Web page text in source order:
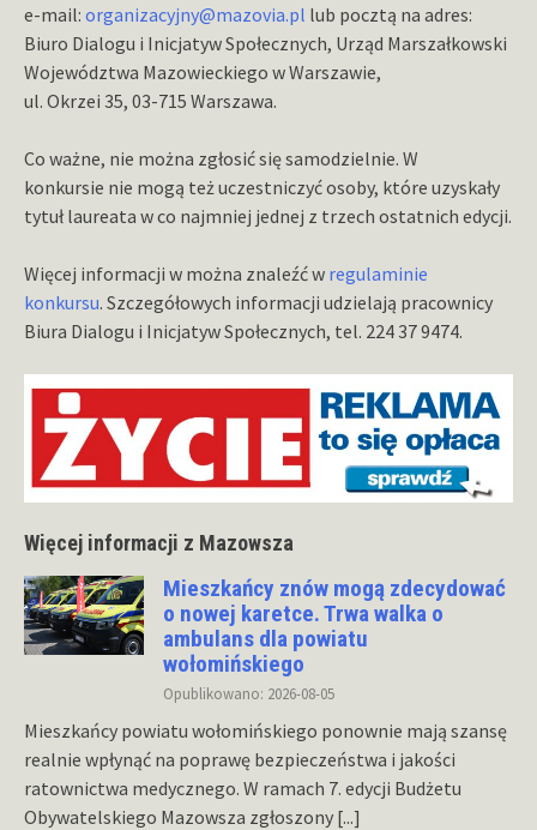
e-mail: organizacyjny@mazovia.pl lub pocztą na adres:
Biuro Dialogu i Inicjatyw Społecznych, Urząd Marszałkowski
Województwa Mazowieckiego w Warszawie,
ul. Okrzei 35, 03-715 Warszawa.
Co ważne, nie można zgłosić się samodzielnie. W
konkursie nie mogą też uczestniczyć osoby, które uzyskały
tytuł laureata w co najmniej jednej z trzech ostatnich edycji.
Więcej informacji w można znaleźć w regulaminie
konkursu. Szczegółowych informacji udzielają pracownicy
Biura Dialogu i Inicjatyw Społecznych, tel. 224 37 9474.
Więcej informacji z Mazowsza
Mieszkańcy znów mogą zdecydować
o nowej karetce. Trwa walka o
ambulans dla powiatu
wołomińskiego
Opublikowano: 2026-08-05
Mieszkańcy powiatu wołomińskiego ponownie mają szansę
realnie wpłynąć na poprawę bezpieczeństwa i jakości
ratownictwa medycznego. W ramach 7. edycji Budżetu
Obywatelskiego Mazowsza zgłoszony [...]